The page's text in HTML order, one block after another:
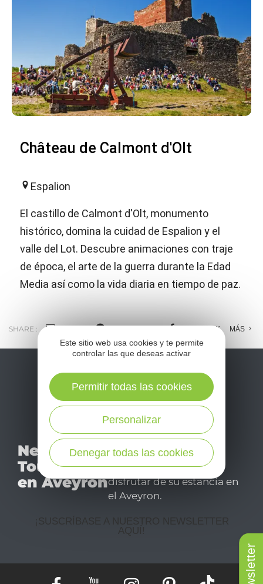
Château de Calmont d'Olt
Espalion
El castillo de Calmont d'Olt, monumento
histórico, domina la cuidad de Espalion y el
valle del Lot. Descubre animaciones con traje
de época, el arte de la guerra durante la Edad
Media así como la vida diaria en tiempo de paz.
SHARE : FACEBOOK MÁS
Newsletter
Tourismo
en Aveyron
No se pierda nuestro
mensual newsletter y
déjese inspirar para
disfrutar de su estancia en
el Aveyron.
¡SUSCRÍBASE A NUESTRO NEWSLETTER
AQUÍ!
Este sitio web usa cookies y te permite
controlar las que deseas activar
Denegar todas las cookies
Personalizar
Permitir todas las cookies